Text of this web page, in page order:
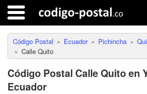
Código Postal Ecuador Pichincha
Calle Quito
Código Postal Calle Quito en
Ecuador